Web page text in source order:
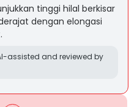
tinggi hilal berkisar
dengan elongasi
assisted and reviewed by